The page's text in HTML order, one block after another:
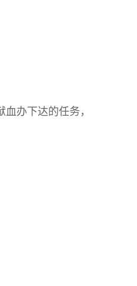
办下达的任务，